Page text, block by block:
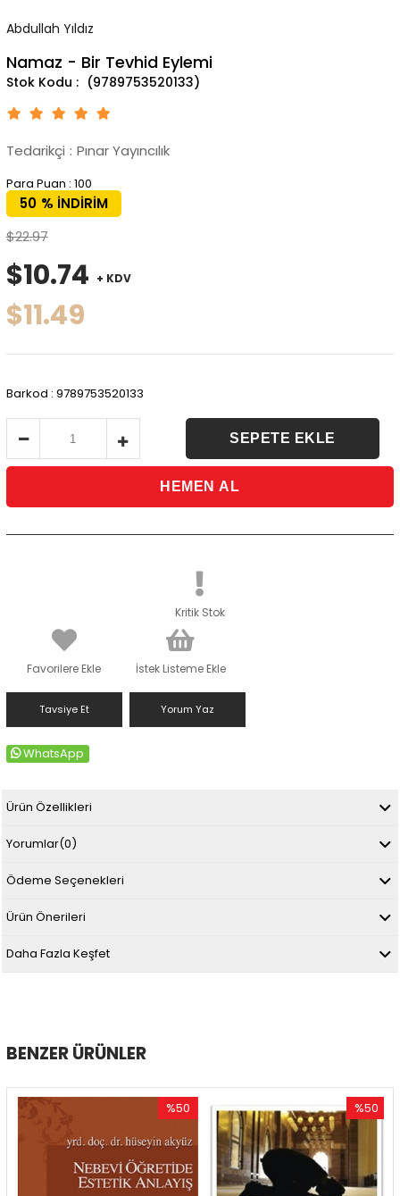
Abdullah Yıldız
Namaz - Bir Tevhid Eylemi
(9789753520133)
Tedarikçi : Pınar Yayıncılık
Para Puan : 100
%
50
İNDIRIM
$22.97
$10.74 + KDV
$11.49
Barkod : 9789753520133
Kritik Stok
Favorilere Ekle İstek Listeme Ekle
Tavsiye Et Yorum Yaz
WhatsApp
Ürün Özellikleri
Yorumlar(0)
Ödeme Seçenekleri
Ürün Önerileri
Daha Fazla Keşfet
BENZER ÜRÜNLER
%50İndirim
%50
İndirim
%50İndirim